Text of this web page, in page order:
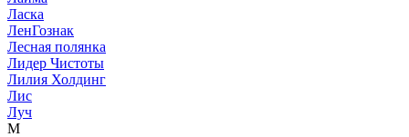
Ласка
ЛенГознак
Лесная полянка
Лидер Чистоты
Лилия Холдинг
Лис
Луч
М